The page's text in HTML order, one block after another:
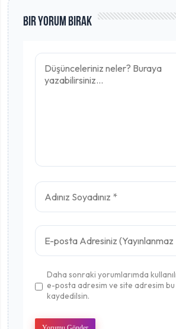
Bir Yorum Bırak
Daha sonraki yorumlarımda
e-posta adresim ve site adresim bu
kaydedilsin.